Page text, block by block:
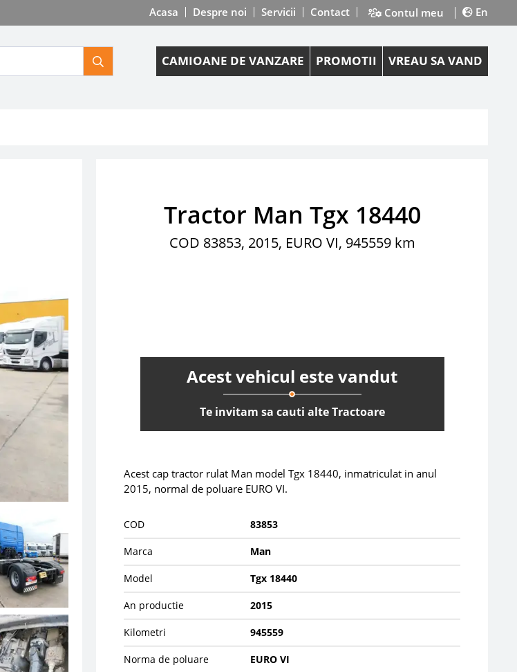
Acasa Despre noi Servicii Contact Contul meu En
CAMIOANE DE VANZARE PROMOTII VREAU SA VAND
Tractor Man Tgx 18440
COD 83853, 2015, EURO VI, 945559 km
Acest vehicul este vandut
Te invitam sa cauti alte Tractoare
Acest cap tractor rulat Man model Tgx 18440, inmatriculat in anul
2015, normal de poluare EURO VI.
COD 83853
Marca Man
Model Tgx 18440
An productie 2015
Kilometri 945559
Norma de poluare EURO VI